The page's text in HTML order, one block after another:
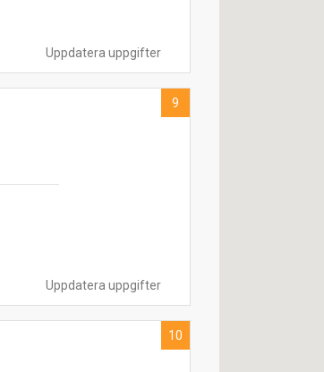
Uppdatera uppgifter
Uppdatera uppgifter
9
10